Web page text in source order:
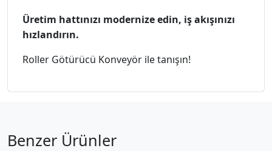
Üretim hattınızı modernize edin, iş akışınızı
hızlandırın.
Roller Götürücü Konveyör ile tanışın!
Benzer Ürünler